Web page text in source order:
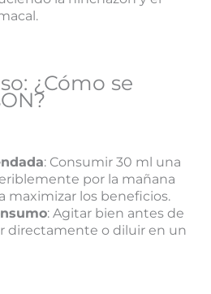
¿Cómo se
: Consumir 30 ml una
por la mañana
maximizar los beneficios.
: Agitar bien antes de
directamente o diluir en un